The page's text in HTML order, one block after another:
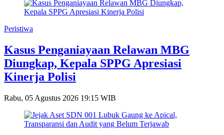
Peristiwa
Kasus Penganiayaan Relawan MBG
Diungkap, Kepala SPPG Apresiasi
Kinerja Polisi
Rabu, 05 Agustus 2026 19:15 WIB